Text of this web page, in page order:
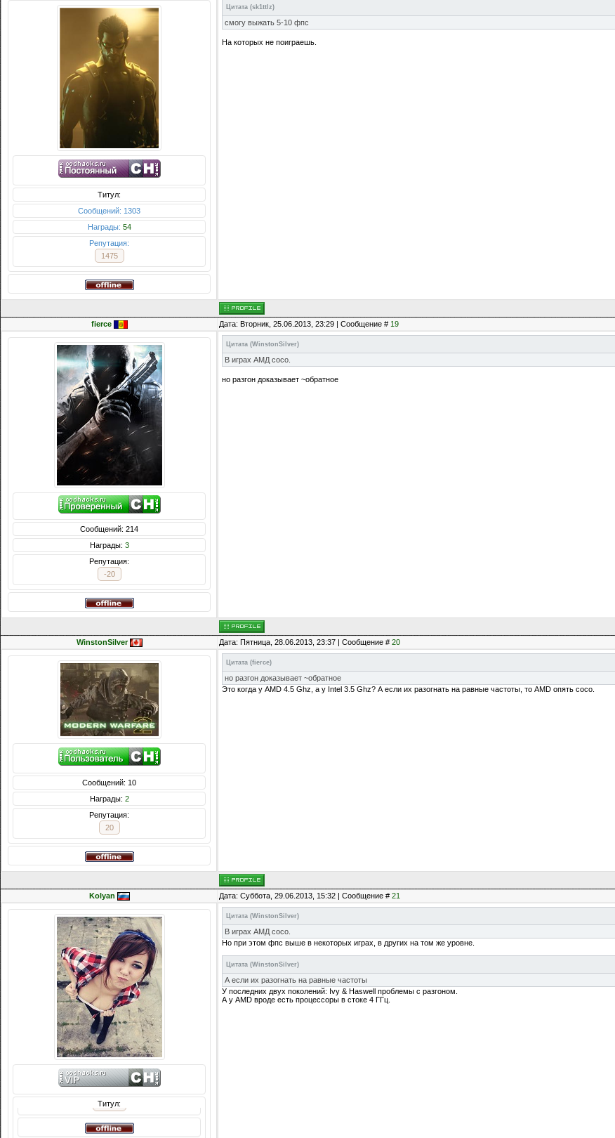
Титул:
Сообщений: 1303
Награды: 54
Репутация:
1475
Цитата (sk1ttlz)
смогу выжать 5-10 фпс
На которых не поиграешь.
fierce Дата: Вторник, 25.06.2013, 23:29 | Сообщение # 19
Сообщений: 214
Награды: 3
Репутация:
-20
Цитата (WinstonSilver)
В играх АМД сосо.
но разгон доказывает ~обратное
WinstonSilver Дата: Пятница, 28.06.2013, 23:37 | Сообщение # 20
Сообщений: 10
Награды: 2
Репутация:
20
Цитата (fierce)
но разгон доказывает ~обратное
Это когда у AMD 4.5 Ghz, а у Intel 3.5 Ghz? А если их разогнать на равные частоты, то AMD опять сосо.
Kolyan Дата: Суббота, 29.06.2013, 15:32 | Сообщение # 21
Титул:
Цитата (WinstonSilver)
В играх АМД сосо.
Но при этом фпс выше в некоторых играх, в других на том же уровне.
Цитата (WinstonSilver)
А если их разогнать на равные частоты
У последних двух поколений: Ivy & Haswell проблемы с разгоном.
А у AMD вроде есть процессоры в стоке 4 ГГц.